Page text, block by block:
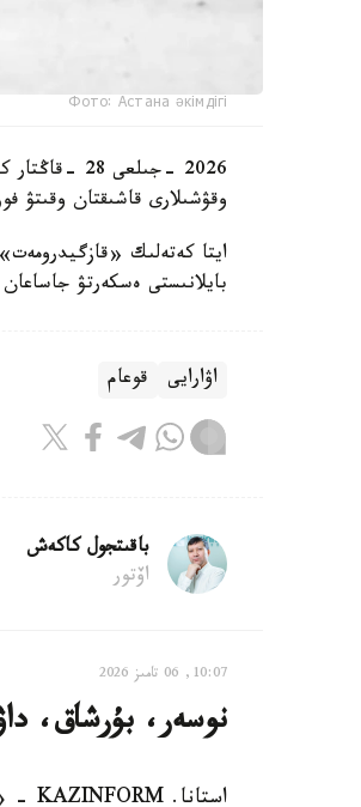
Фото: Астана әкімдігі
وقۋشىلارى قاشىقتان وقىتۋ
بايلانىستى ەسكەرتۋ
اۋارايى قوعام
باقىتجول كاكەش
اۆتور
10:07, 06 تامىز 2026
نوسەر، بۇرشاق، داۋىل: 16 وڭىرگە اۋا رايىنا